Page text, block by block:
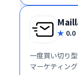
0.0
一度買い切り
マーケティン